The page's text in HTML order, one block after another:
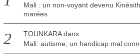
Mali : un non-voyant devenu
marées
TOUNKARAdans
Mali: autisme, un handicap mal